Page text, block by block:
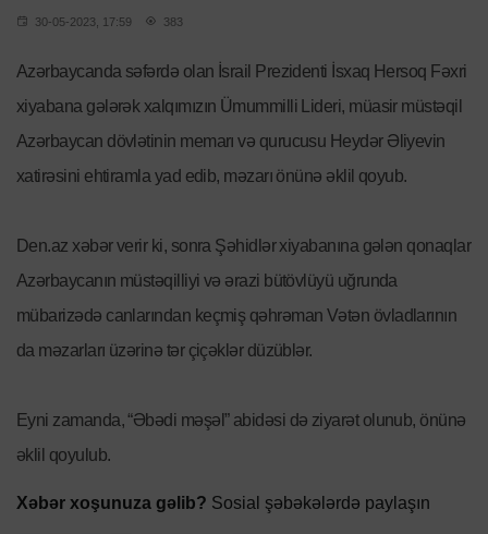
30-05-2023, 17:59 383
Azərbaycanda səfərdə olan İsrail Prezidenti İsxaq Hersoq Fəxri
xiyabana gələrək xalqımızın Ümummilli Lideri, müasir müstəqil
Azərbaycan dövlətinin memarı və qurucusu Heydər Əliyevin
xatirəsini ehtiramla yad edib, məzarı önünə əklil qoyub.
Den.az xəbər verir ki, sonra Şəhidlər xiyabanına gələn qonaqlar
Azərbaycanın müstəqilliyi və ərazi bütövlüyü uğrunda
mübarizədə canlarından keçmiş qəhrəman Vətən övladlarının
da məzarları üzərinə tər çiçəklər düzüblər.
Eyni zamanda, “Əbədi məşəl” abidəsi də ziyarət olunub, önünə
əklil qoyulub.
Xəbər xoşunuza gəlib? Sosial şəbəkələrdə paylaşın